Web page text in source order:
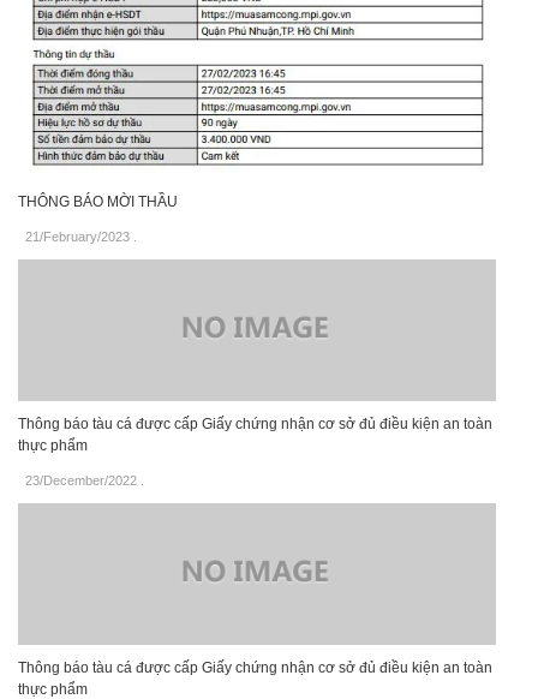
THÔNG BÁO MỜI THẦU
21/February/2023
Thông báo tàu cá được cấp Giấy chứng nhận cơ sở đủ điều kiện an toàn
thực phẩm
23/December/2022
Thông báo tàu cá được cấp Giấy chứng nhận cơ sở đủ điều kiện an toàn
thực phẩm